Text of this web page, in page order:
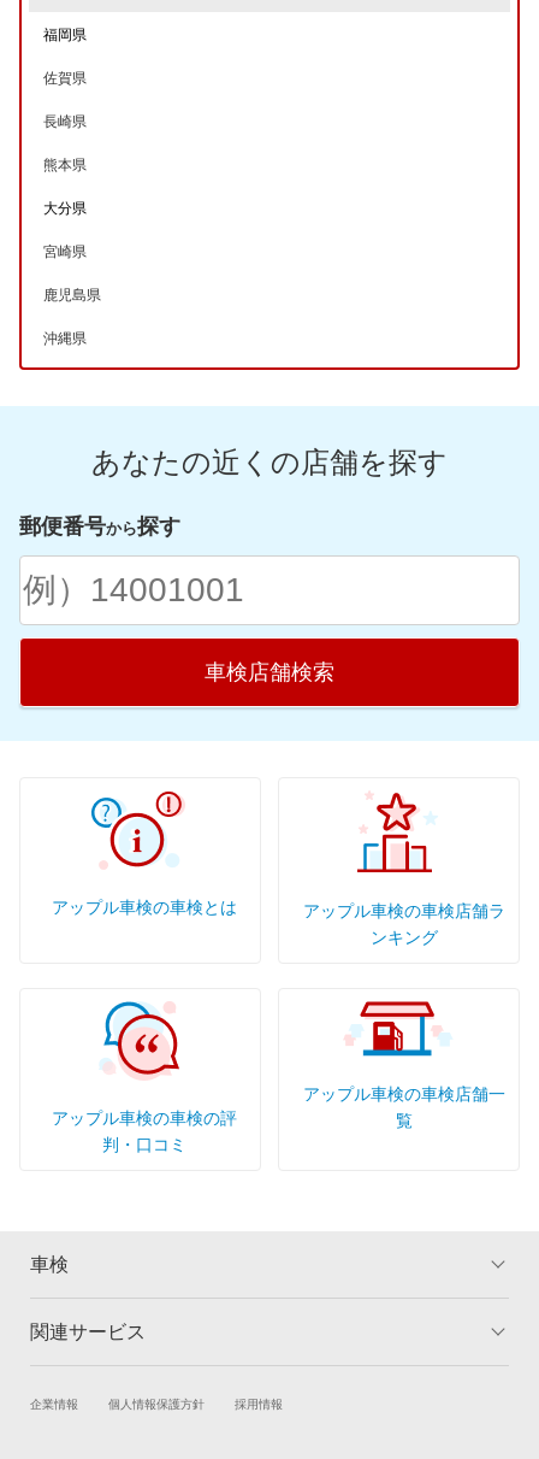
京都府
滋賀県
奈良県
和歌山県
広島県
鳥取県
島根県
山口県
愛媛県
香川県
高知県
徳島県
福岡県
佐賀県
長崎県
熊本県
大分県
宮崎県
鹿児島県
沖縄県
あなたの近くの店舗を探す
郵便番号から探す
車検店舗検索
アップル車検の車検とは
アップル車検の車検店舗ラ
ンキング
アップル車検の車検の評
判・口コミ
アップル車検の車検店舗一
覧
車検
トップ
車検の基礎知識 キャンペーン一覧
関連サービス
試乗・商談 新車購入
企業情報 個人情報保護方針 採用情報